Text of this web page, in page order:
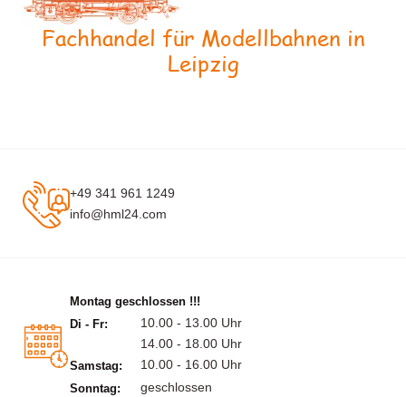
Fachhandel für Modellbahnen in
Leipzig
+49 341 961 1249
info@hml24.com
Montag geschlossen !!!
Di - Fr:
10.00 - 13.00 Uhr
14.00 - 18.00 Uhr
Samstag: 10.00 - 16.00 Uhr
Sonntag: geschlossen